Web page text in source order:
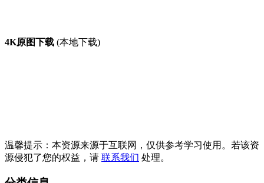
4K原图下载 (本地下载)
温馨提示：本资源来源于互联网，仅供参考学习使用。若该资
源侵犯了您的权益，请 联系我们 处理。